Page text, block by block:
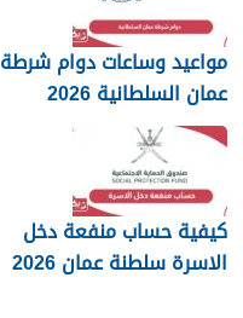
مواعيد وساعات دوام شرطة
عمان السلطانية 2026
كيفية حساب منفعة دخل
الاسرة سلطنة عمان 2026